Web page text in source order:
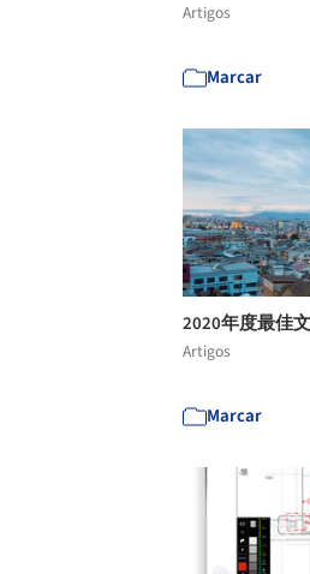
Artigos
Marcar
2020年度最佳
Artigos
Marcar